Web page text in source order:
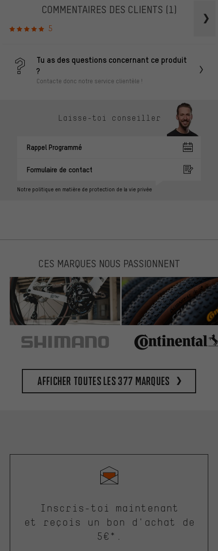
COMMENTAIRES DES CLIENTS (1)
5
Tu as des questions concernant ce produit
?
Contacte donc notre service clientèle !
Laisse-toi conseiller
Rappel Programmé
Formulaire de contact
Notre politique en matière de protection de la vie privée
CES MARQUES NOUS PASSIONNENT
Afficher toutes les 377 marques
Inscris-toi maintenant
et reçois un bon d'achat de
5€*.